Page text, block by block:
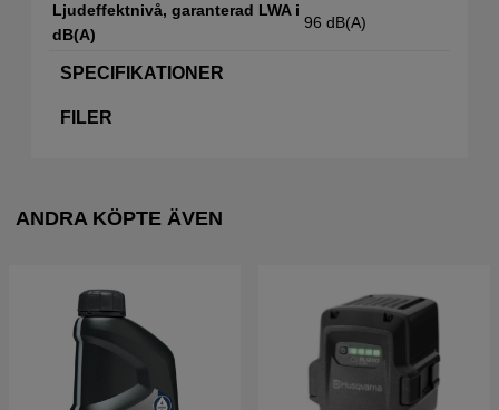
Ljudeffektnivå, garanterad LWA i
dB(A)
96 dB(A)
SPECIFIKATIONER
FILER
ANDRA KÖPTE ÄVEN